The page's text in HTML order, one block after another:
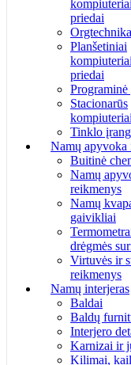
priedai
Planšetiniai
priedai
Programinė
Stacionarūs
kompiuteriai
Tinklo
Namų apyvoka
Buitinė
Namų
reikmenys
Namų
gaivikliai
drėgmės
Virtuvės ir
reikmenys
Namų interjeras
Baldai
Baldų
Interjero
Karnizai ir
Kilimai,